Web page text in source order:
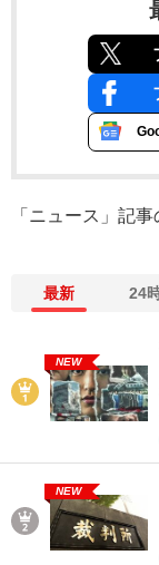
「ニュース」記
最新 24
NEW
NEW